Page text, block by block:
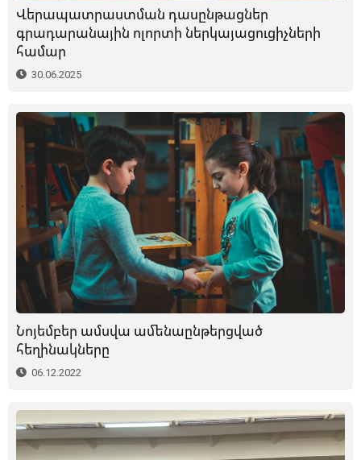
Վերապատրաստման դասընթացներ
գրադարանային ոլորտի ներկայացուցիչների
համար
30.06.2025
Նոյեմբեր ամսվա ամենաընթերցված
հեղինակները
06.12.2022